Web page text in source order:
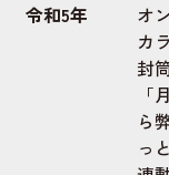
令和5年
オ
カ
封
ら
っ